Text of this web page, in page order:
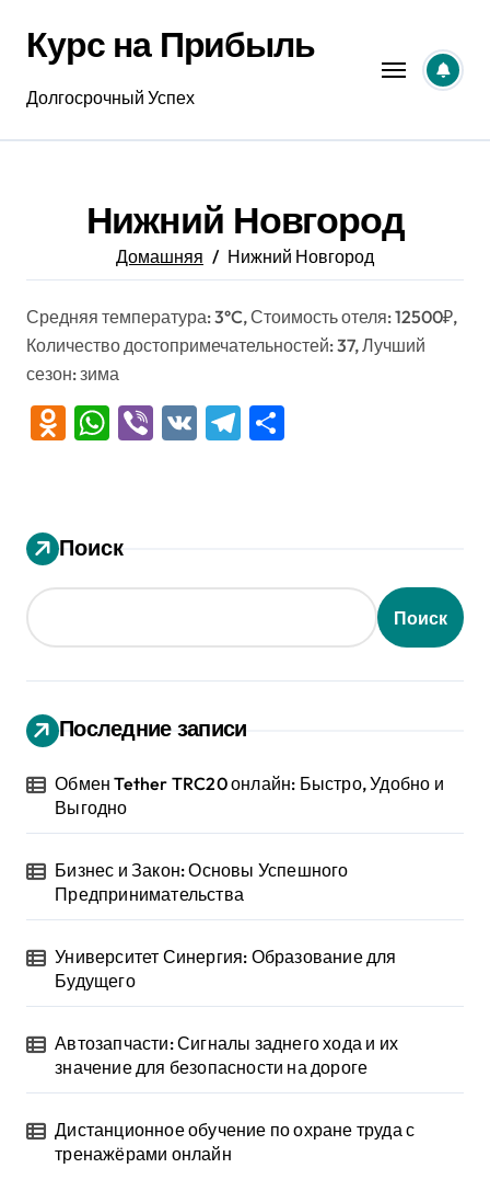
содержанию
Курс на Прибыль
Долгосрочный Успех
Нижний Новгород
Домашняя Нижний Новгород
Средняя температура: 3°C, Стоимость отеля: 12500₽,
Количество достопримечательностей: 37, Лучший
сезон: зима
Odnoklassniki
WhatsApp
Viber
VK Telegram
Поиск
Поиск
Последние записи
Обмен Tether TRC20 онлайн: Быстро, Удобно и
Выгодно
Бизнес и Закон: Основы Успешного
Предпринимательства
Университет Синергия: Образование для
Будущего
Автозапчасти: Сигналы заднего хода и их
значение для безопасности на дороге
Дистанционное обучение по охране труда с
тренажёрами онлайн